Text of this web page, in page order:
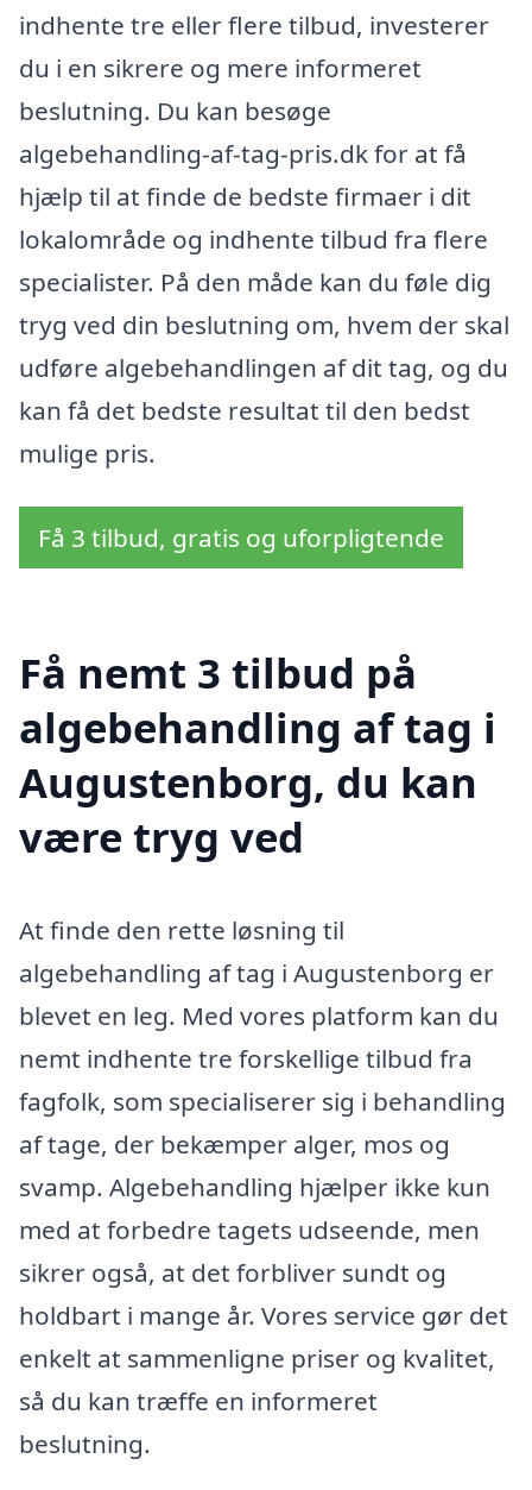
indhente tre eller flere tilbud, investerer
du i en sikrere og mere informeret
beslutning. Du kan besøge
algebehandling-af-tag-pris.dk for at få
hjælp til at finde de bedste firmaer i dit
lokalområde og indhente tilbud fra flere
specialister. På den måde kan du føle dig
tryg ved din beslutning om, hvem der skal
udføre algebehandlingen af dit tag, og du
kan få det bedste resultat til den bedst
mulige pris.
Få 3 tilbud, gratis og uforpligtende
Få nemt 3 tilbud på
algebehandling af tag i
Augustenborg, du kan
være tryg ved
At finde den rette løsning til
algebehandling af tag i Augustenborg er
blevet en leg. Med vores platform kan du
nemt indhente tre forskellige tilbud fra
fagfolk, som specialiserer sig i behandling
af tage, der bekæmper alger, mos og
svamp. Algebehandling hjælper ikke kun
med at forbedre tagets udseende, men
sikrer også, at det forbliver sundt og
holdbart i mange år. Vores service gør det
enkelt at sammenligne priser og kvalitet,
så du kan træffe en informeret
beslutning.